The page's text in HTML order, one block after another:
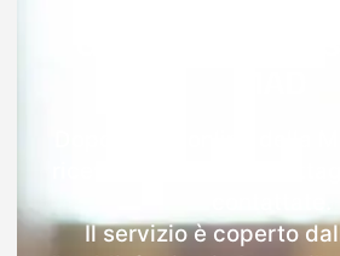
Il servizio è coperto